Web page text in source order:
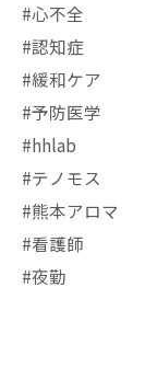
#心不全
#認知症
#緩和ケア
#予防医学
#hhlab
#テノモス
#熊本アロマ
#看護師
#夜勤